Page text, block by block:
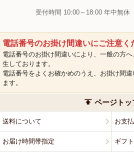
受付時間 10:00～18:00 年中無休
電話番号のお掛け間違いにご注意く
電話番号のお掛け間違いにより、一般の方
生しております。
電話番号をよくお確かめのうえ、お掛け間
ます。
ページトッ
送料について お支
お届け時間帯指定 ギフ